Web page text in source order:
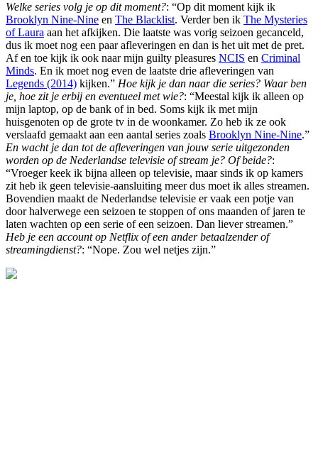
Welke series volg je op dit moment?: “Op dit moment kijk ik
Brooklyn Nine-Nine en The Blacklist. Verder ben ik The Mysteries
of Laura aan het afkijken. Die laatste was vorig seizoen gecanceld,
dus ik moet nog een paar afleveringen en dan is het uit met de pret.
Af en toe kijk ik ook naar mijn guilty pleasures NCIS en Criminal
Minds. En ik moet nog even de laatste drie afleveringen van
Legends (2014) kijken.” Hoe kijk je dan naar die series? Waar ben
je, hoe zit je erbij en eventueel met wie?: “Meestal kijk ik alleen op
mijn laptop, op de bank of in bed. Soms kijk ik met mijn
huisgenoten op de grote tv in de woonkamer. Zo heb ik ze ook
verslaafd gemaakt aan een aantal series zoals Brooklyn Nine-Nine.”
En wacht je dan tot de afleveringen van jouw serie uitgezonden
worden op de Nederlandse televisie of stream je? Of beide?:
“Vroeger keek ik bijna alleen op televisie, maar sinds ik op kamers
zit heb ik geen televisie-aansluiting meer dus moet ik alles streamen.
Bovendien maakt de Nederlandse televisie er vaak een potje van
door halverwege een seizoen te stoppen of ons maanden of jaren te
laten wachten op een serie of een seizoen. Dan liever streamen.”
Heb je een account op Netflix of een ander betaalzender of
streamingdienst?: “Nope. Zou wel netjes zijn.”